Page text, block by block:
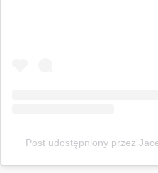
Post udostępniony przez